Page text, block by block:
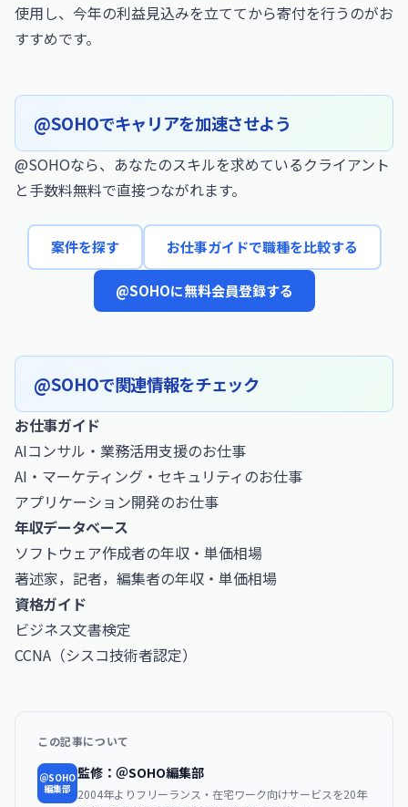
使用し、今年の利益見込みを立ててから寄付を行うのがお
すすめです。
@SOHOでキャリアを加速させよう
@SOHOなら、あなたのスキルを求めているクライアント
と手数料無料で直接つながれます。
案件を探す お仕事ガイドで職種を比較する
@SOHOに無料会員登録する
@SOHOで関連情報をチェック
お仕事ガイド
AIコンサル・業務活用支援のお仕事
AI・マーケティング・セキュリティのお仕事
アプリケーション開発のお仕事
年収データベース
ソフトウェア作成者の年収・単価相場
著述家，記者，編集者の年収・単価相場
資格ガイド
ビジネス文書検定
CCNA（シスコ技術者認定）
この記事について
＠SOHO
編集部
監修：＠SOHO編集部
2004年よりフリーランス・在宅ワーク向けサービスを20年